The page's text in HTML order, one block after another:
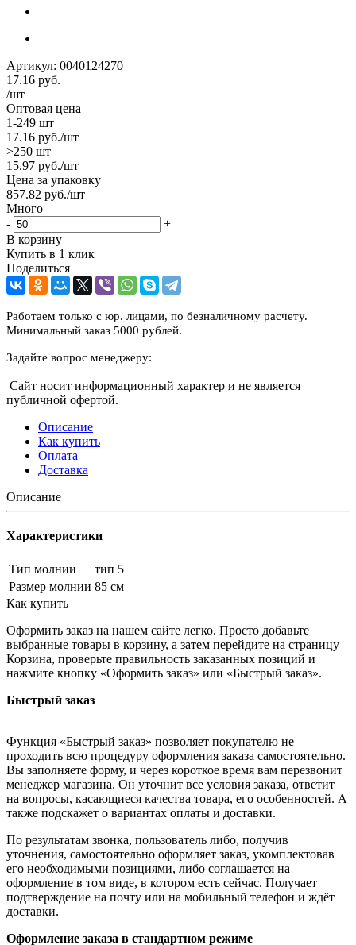
Артикул: 0040124270
17.16 руб.
/шт
Оптовая цена
1-249 шт
17.16 руб./шт
>250 шт
15.97 руб./шт
Цена за упаковку
857.82 руб./шт
Много
-
+
В корзину
Купить в 1 клик
Поделиться
Работаем только с юр. лицами, по безналичному расчету.
Минимальный заказ 5000 рублей.
Задайте вопрос менеджеру:
Сайт носит информационный характер и не является
публичной офертой.
Описание
Как купить
Оплата
Доставка
Описание
Характеристики
Тип молнии
тип 5
Размер молнии 85 см
Как купить
Оформить заказ на нашем сайте легко. Просто добавьте
выбранные товары в корзину, а затем перейдите на страницу
Корзина, проверьте правильность заказанных позиций и
нажмите кнопку «Оформить заказ» или «Быстрый заказ».
Быстрый заказ
Функция «Быстрый заказ» позволяет покупателю не
проходить всю процедуру оформления заказа самостоятельно.
Вы заполняете форму, и через короткое время вам перезвонит
менеджер магазина. Он уточнит все условия заказа, ответит
на вопросы, касающиеся качества товара, его особенностей. А
также подскажет о вариантах оплаты и доставки.
По результатам звонка, пользователь либо, получив
уточнения, самостоятельно оформляет заказ, укомплектовав
его необходимыми позициями, либо соглашается на
оформление в том виде, в котором есть сейчас. Получает
подтверждение на почту или на мобильный телефон и ждёт
доставки.
Оформление заказа в стандартном режиме